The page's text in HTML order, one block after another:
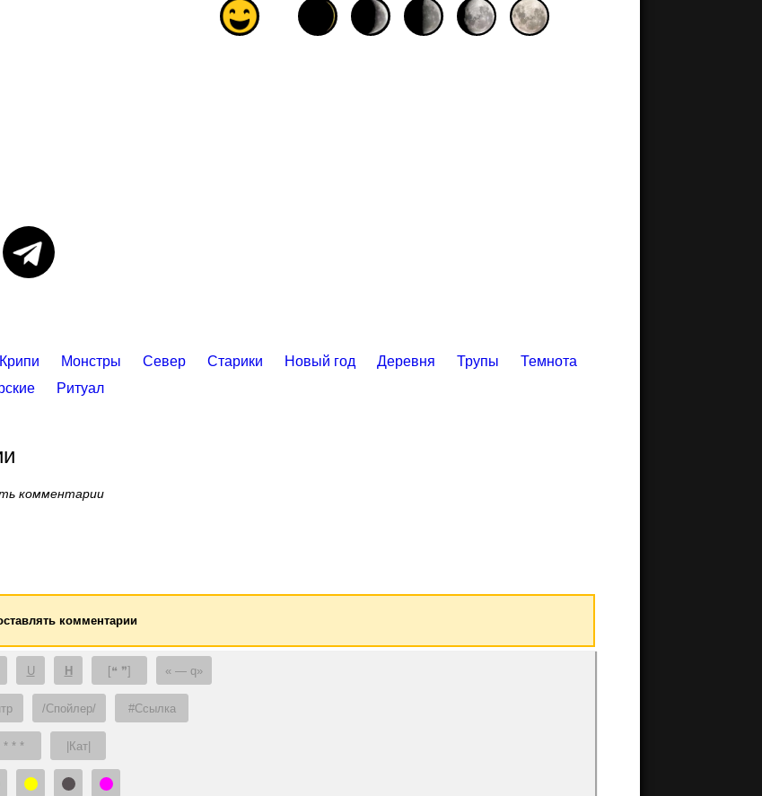
Крипи Монстры Север Старики Новый год Деревня Трупы
Темнота
Ритуал
комментарии
комментарии
U H [❝ ❞] — q
/Спойлер/ #Ссылка
* * * |Кат|